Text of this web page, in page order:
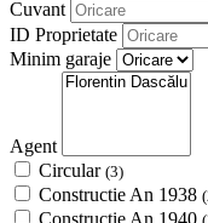
Cuvant
ID Proprietate
Minim garaje
Agent
Circular (3)
Constructie An 1938
Constructie An 1940